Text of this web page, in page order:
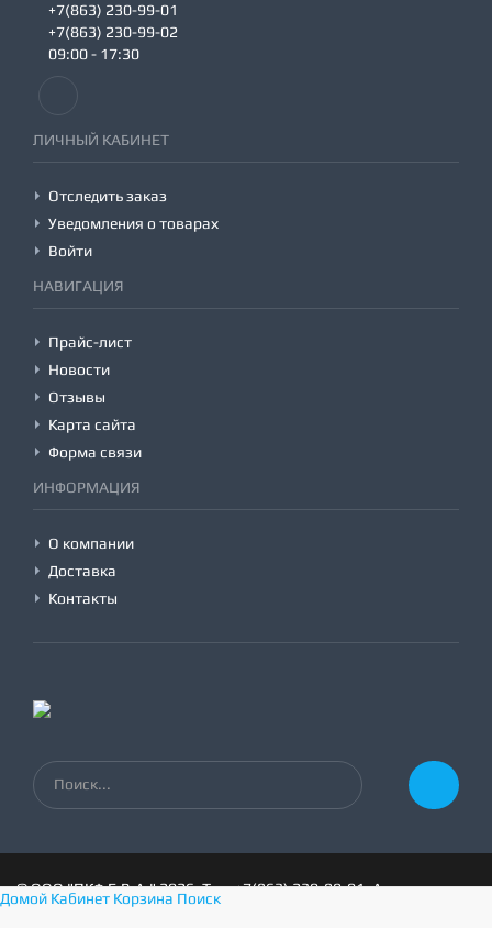
+7(863) 230-99-01
+7(863) 230-99-02
09:00 - 17:30
ЛИЧНЫЙ КАБИНЕТ
Отследить заказ
Уведомления о товарах
Войти
НАВИГАЦИЯ
Прайс-лист
Новости
Отзывы
Карта сайта
Форма связи
ИНФОРМАЦИЯ
О компании
Доставка
Контакты
©ООО "ПКФ Е.В.А."2026, Тел:+7(863) 230-99-01,Адрес:
г.Ростов-на-Дону, пер.1-й Машиностроительный 3а
Домой Кабинет Корзина Поиск